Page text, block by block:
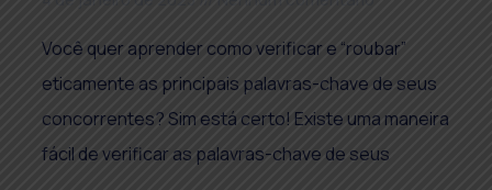
Você quer aprender como verificar e “roubar”
eticamente as principais palavras-chave de seus
concorrentes? Sim está certo! Existe uma maneira
fácil de verificar as palavras-chave de seus